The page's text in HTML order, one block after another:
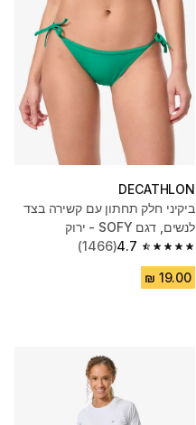
DECATHLON
ביקיני חלק תחתון עם קשירה בצד
לנשים, דגם SOFY - ירוק
4.7
4.7 out of 5 stars from 1466 reviews
(1466)